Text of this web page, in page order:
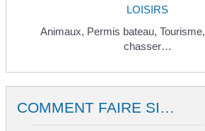
LOISIRS
Animaux, Permis bateau, Tourisme,
chasser…
COMMENT FAIRE SI…